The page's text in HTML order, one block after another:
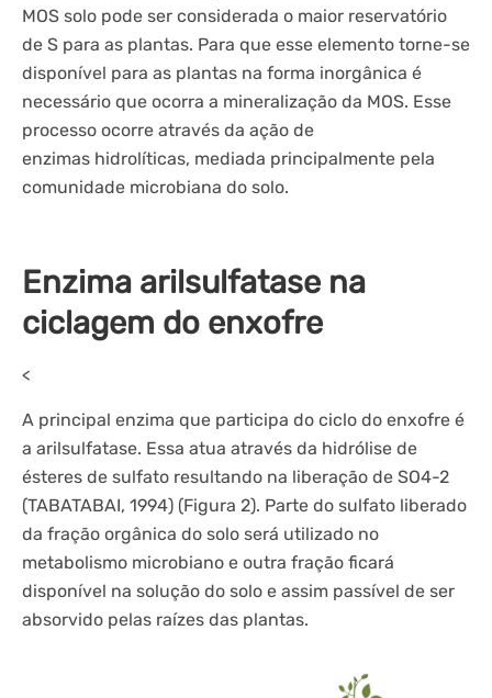
MOS solo pode ser considerada o maior reservatório
de S para as plantas. Para que esse elemento torne-se
disponível para as plantas na forma inorgânica é
necessário que ocorra a mineralização da MOS. Esse
processo ocorre através da ação de
enzimas hidrolíticas, mediada principalmente pela
comunidade microbiana do solo.
Enzima arilsulfatase na
ciclagem do enxofre
<
A principal enzima que participa do ciclo do enxofre é
a arilsulfatase. Essa atua através da hidrólise de
ésteres de sulfato resultando na liberação de SO4-2
(TABATABAI, 1994) (Figura 2). Parte do sulfato liberado
da fração orgânica do solo será utilizado no
metabolismo microbiano e outra fração ficará
disponível na solução do solo e assim passível de ser
absorvido pelas raízes das plantas.